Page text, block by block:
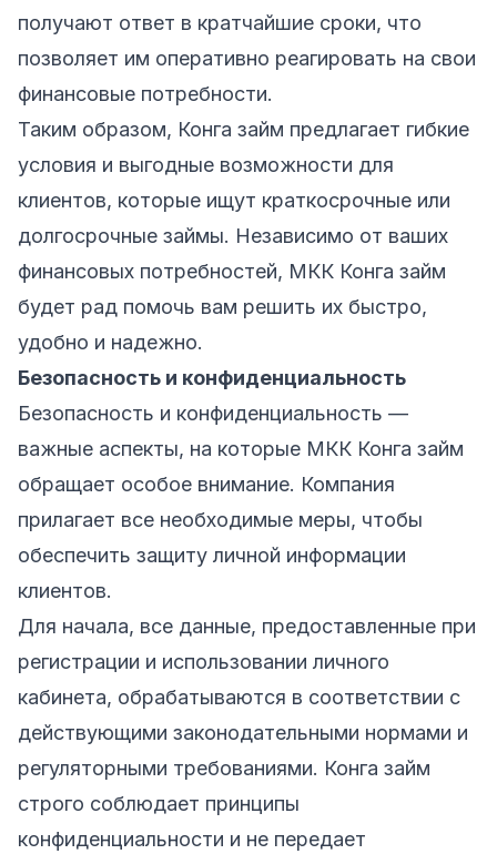
получают ответ в кратчайшие сроки, что
позволяет им оперативно реагировать на свои
финансовые потребности.
Таким образом, Конга займ предлагает гибкие
условия и выгодные возможности для
клиентов, которые ищут краткосрочные или
долгосрочные займы. Независимо от ваших
финансовых потребностей, МКК Конга займ
будет рад помочь вам решить их быстро,
удобно и надежно.
Безопасность и конфиденциальность
Безопасность и конфиденциальность —
важные аспекты, на которые МКК Конга займ
обращает особое внимание. Компания
прилагает все необходимые меры, чтобы
обеспечить защиту личной информации
клиентов.
Для начала, все данные, предоставленные при
регистрации и использовании личного
кабинета, обрабатываются в соответствии с
действующими законодательными нормами и
регуляторными требованиями. Конга займ
строго соблюдает принципы
конфиденциальности и не передает